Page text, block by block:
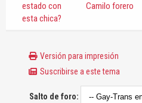
estado con
esta chica?
Camilo forero
Versión para impresión
Suscribirse a este tema
Salto de foro: